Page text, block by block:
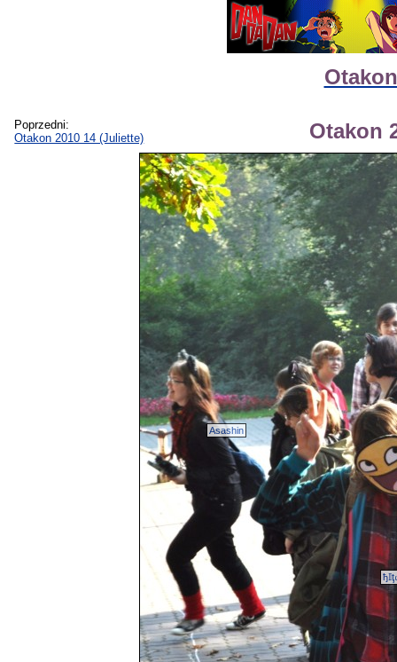
Poprzedni:
Otakon 2010 14 (Juliette)
Otakon
Asashin